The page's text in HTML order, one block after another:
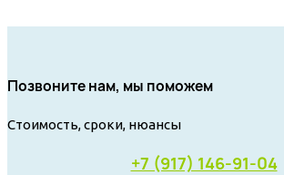
Позвоните нам, мы поможем
Стоимость, сроки, нюансы
+7 (917) 146-91-04